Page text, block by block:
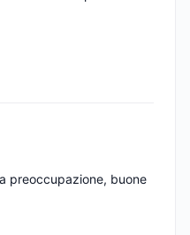
preoccupazione, buone